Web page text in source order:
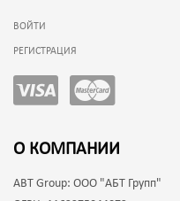
ВОЙТИ
РЕГИСТРАЦИЯ
О КОМПАНИИ
ABT Group: ООО "АБТ Групп"